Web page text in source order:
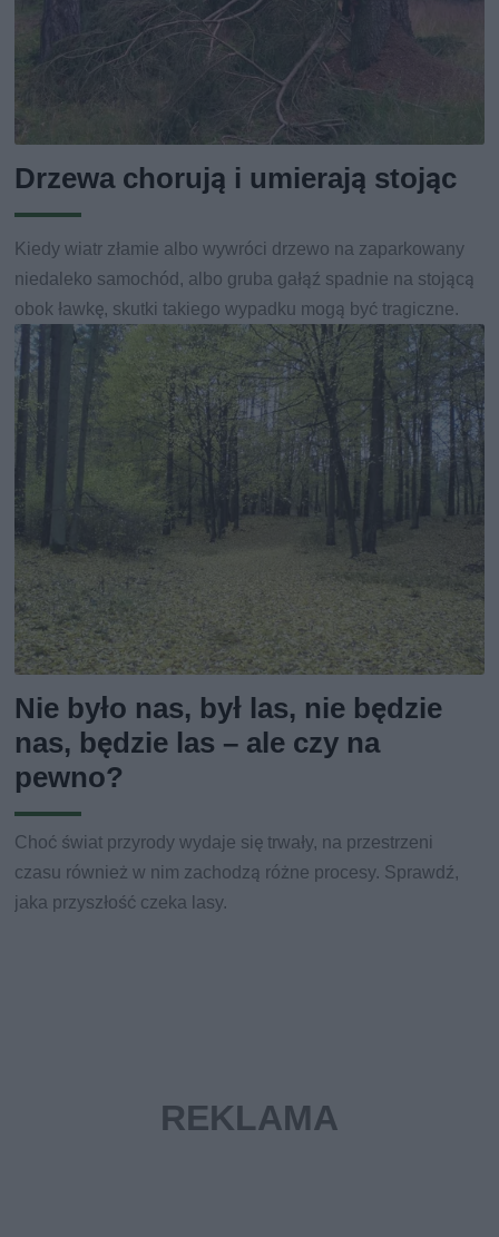
Drzewa chorują i umierają stojąc
Kiedy wiatr złamie albo wywróci drzewo na zaparkowany
niedaleko samochód, albo gruba gałąź spadnie na stojącą
obok ławkę, skutki takiego wypadku mogą być tragiczne.
Nie było nas, był las, nie będzie
nas, będzie las – ale czy na
pewno?
Choć świat przyrody wydaje się trwały, na przestrzeni
czasu również w nim zachodzą różne procesy. Sprawdź,
jaka przyszłość czeka lasy.